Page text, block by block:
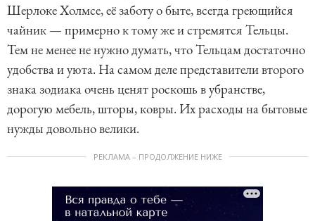
Шерлоке Холмсе, её заботу о быте, всегда греющийся
чайник — примерно к тому же и стремятся Тельцы.
Тем не менее не нужно думать, что Тельцам достаточно
удобства и уюта. На самом деле представители второго
знака зодиака очень ценят роскошь в убранстве,
дорогую мебель, шторы, ковры. Их расходы на бытовые
нужды довольно велики.
РЕКЛАМА – ПРОДОЛЖЕНИЕ НИЖЕ